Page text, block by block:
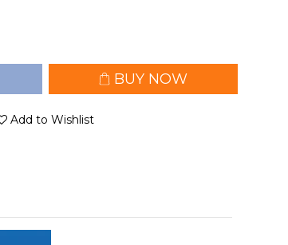
BUY NOW
Add to Wishlist